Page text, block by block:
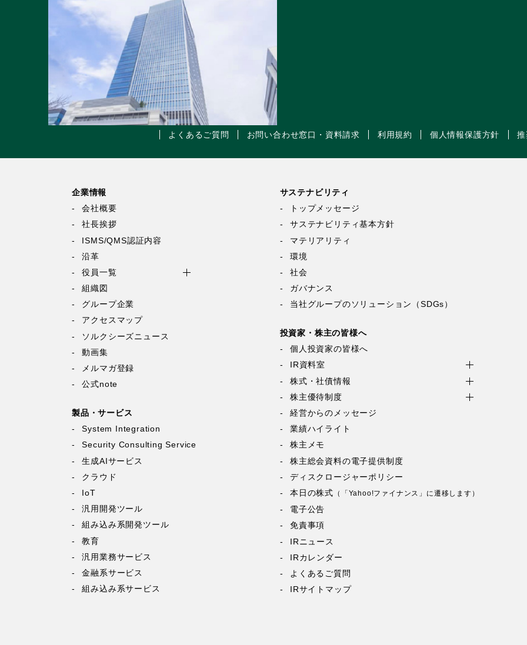
よくあるご質問 お問い合わせ窓口・資料請求 利用規約 個人情報保護方針 推
企業情報
会社概要
社長挨拶
ISMS/QMS認証内容
沿革
役員一覧
組織図
グループ企業
アクセスマップ
ソルクシーズニュース
動画集
メルマガ登録
公式note
製品・サービス
System Integration
Security Consulting Service
生成AIサービス
クラウド
IoT
汎用開発ツール
組み込み系開発ツール
教育
汎用業務サービス
金融系サービス
組み込み系サービス
サステナビリティ
トップメッセージ
サステナビリティ基本方針
マテリアリティ
環境
社会
ガバナンス
当社グループのソリューション（SDGs）
投資家・株主の皆様へ
個人投資家の皆様へ
IR資料室
株式・社債情報
株主優待制度
経営からのメッセージ
業績ハイライト
株主メモ
株主総会資料の電子提供制度
ディスクロージャーポリシー
本日の株式 （「Yahoo!ファイナンス」に遷移します）
電子公告
免責事項
IRニュース
IRカレンダー
よくあるご質問
IRサイトマップ